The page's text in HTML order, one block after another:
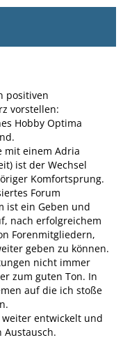
positiven
vorstellen:
Hobby Optima
mit einem Adria
ist der Wechsel
Komfortsprung.
Forum
ist ein Geben und
nach erfolgreichem
Forenmitgliedern,
geben zu können.
nicht immer
zum guten Ton. In
auf die ich stoße
entwickelt und